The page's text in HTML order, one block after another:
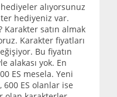
alıyorsunuz
hediyeniz var.
satın almak
Karakter fiyatları
Bu fiyatın
alakası yok. En
ES mesela. Yeni
600 ES olanlar ise